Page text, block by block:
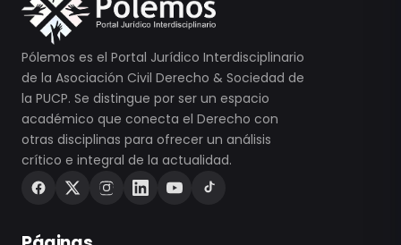
Pólemos es el Portal Jurídico Interdisciplinario
de la Asociación Civil Derecho & Sociedad de
la PUCP. Se distingue por ser un espacio
académico que conecta el Derecho con
otras disciplinas para ofrecer un análisis
crítico e integral de la actualidad.